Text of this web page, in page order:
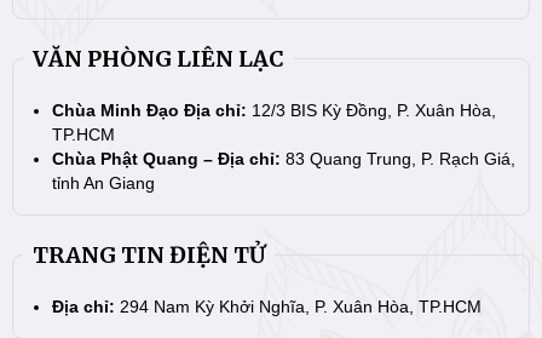
VĂN PHÒNG LIÊN LẠC
Chùa Minh Đạo Địa chỉ: 12/3 BIS Kỳ Đồng, P. Xuân Hòa,
TP.HCM
Chùa Phật Quang – Địa chỉ: 83 Quang Trung, P. Rạch Giá,
tỉnh An Giang
TRANG TIN ĐIỆN TỬ
Địa chỉ: 294 Nam Kỳ Khởi Nghĩa, P. Xuân Hòa, TP.HCM